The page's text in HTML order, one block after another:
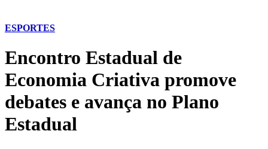
ESPORTES
Encontro Estadual de
Economia Criativa promove
debates e avança no Plano
Estadual